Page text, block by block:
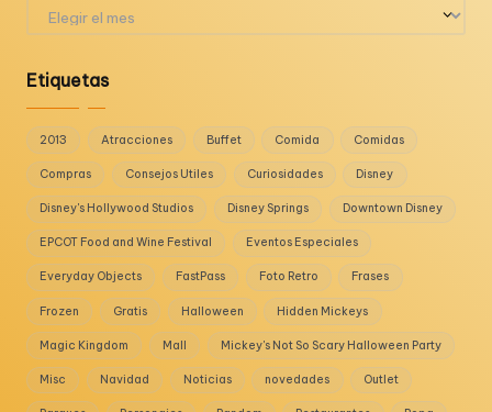
Etiquetas
2013 Atracciones Buffet Comida Comidas
Compras Consejos Utiles Curiosidades Disney
Disney's Hollywood Studios Disney Springs Downtown Disney
EPCOT Food and Wine Festival Eventos Especiales
Everyday Objects FastPass Foto Retro Frases
Frozen Gratis Halloween Hidden Mickeys
Magic Kingdom Mall Mickey's Not So Scary Halloween Party
Misc Navidad Noticias novedades Outlet